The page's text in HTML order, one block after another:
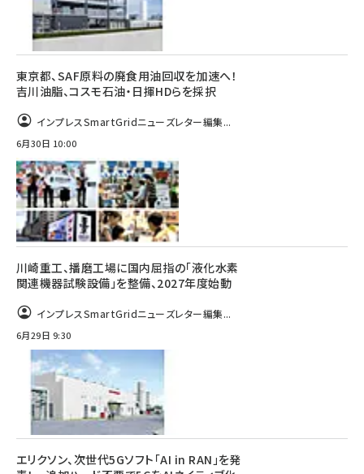
東京都、SAF原料の廃食用油回収を加速へ！
吉川油脂、コスモ石油・日揮HDらを採択
インプレスSmartGridニューズレター編集...
6月30日 10:00
川崎重工、播磨工場に国内屈指の「液化水素
関連機器試験設備」を整備、2027年度始動
インプレスSmartGridニューズレター編集...
6月29日 9:30
エリクソン、次世代5Gソフト「AI in RAN」を発